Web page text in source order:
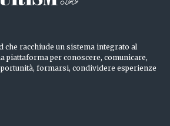
che racchiude un sistema integrato al
piattaforma per conoscere, comunicare,
formarsi, condividere esperienze